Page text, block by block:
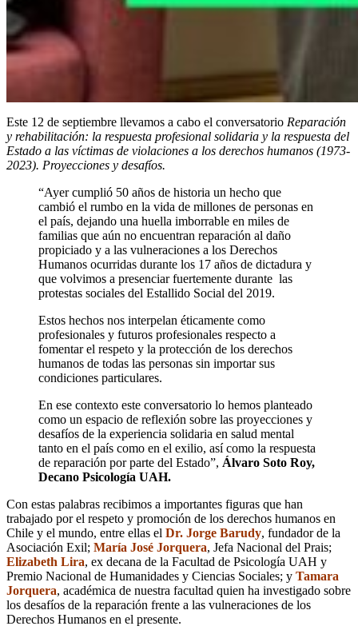
Este 12 de septiembre llevamos a cabo el conversatorio Reparación
y rehabilitación: la respuesta profesional solidaria y la respuesta del
Estado a las víctimas de violaciones a los derechos humanos (1973-
2023). Proyecciones y desafíos.
“Ayer cumplió 50 años de historia un hecho que
cambió el rumbo en la vida de millones de personas en
el país, dejando una huella imborrable en miles de
familias que aún no encuentran reparación al daño
propiciado y a las vulneraciones a los Derechos
Humanos ocurridas durante los 17 años de dictadura y
que volvimos a presenciar fuertemente durante las
protestas sociales del Estallido Social del 2019.
Estos hechos nos interpelan éticamente como
profesionales y futuros profesionales respecto a
fomentar el respeto y la protección de los derechos
humanos de todas las personas sin importar sus
condiciones particulares.
En ese contexto este conversatorio lo hemos planteado
como un espacio de reflexión sobre las proyecciones y
desafíos de la experiencia solidaria en salud mental
tanto en el país como en el exilio, así como la respuesta
de reparación por parte del Estado”, Álvaro Soto Roy,
Decano Psicología UAH.
Con estas palabras recibimos a importantes figuras que han
trabajado por el respeto y promoción de los derechos humanos en
Chile y el mundo, entre ellas el Dr. Jorge Barudy, fundador de la
Asociación Exil; María José Jorquera, Jefa Nacional del Prais;
Elizabeth Lira, ex decana de la Facultad de Psicología UAH y
Premio Nacional de Humanidades y Ciencias Sociales; y Tamara
Jorquera, académica de nuestra facultad quien ha investigado sobre
los desafíos de la reparación frente a las vulneraciones de los
Derechos Humanos en el presente.